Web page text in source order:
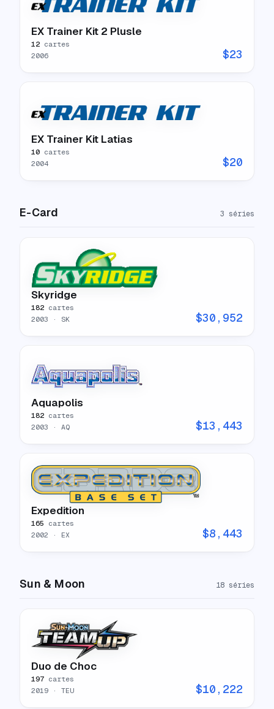
EX Trainer Kit 2 Plusle
12 cartes
2006
$23
EX Trainer Kit Latias
10 cartes
2004
$20
E-Card 3 séries
Skyridge
182 cartes
2003 · SK $30,952
Aquapolis
182 cartes
2003 · AQ $13,443
Expedition
165 cartes
2002 · EX $8,443
Sun & Moon 18 séries
Duo de Choc
197 cartes
2019 · TEU $10,222